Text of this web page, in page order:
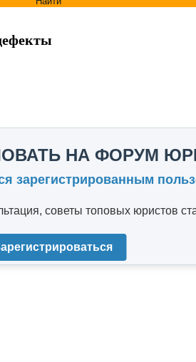
НА ФОРУМ
зарегистрированным
советы топовых юристов